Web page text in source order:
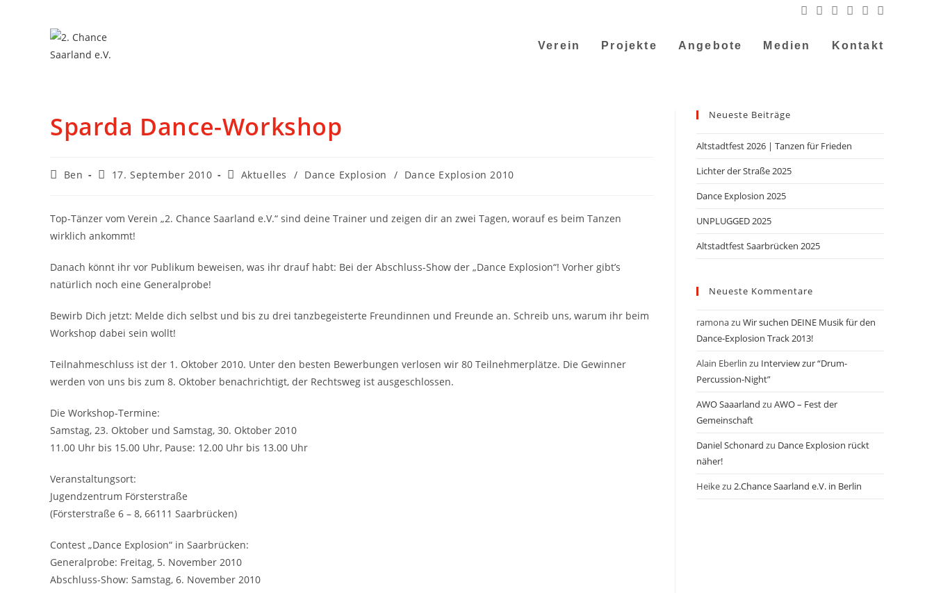
Verein Projekte Angebote Medien Kontakt
Sparda Dance-Workshop
Ben 17. September 2010 Aktuelles / Dance Explosion / Dance Explosion 2010
Top-Tänzer vom Verein „2. Chance Saarland e.V.“ sind deine Trainer und zeigen dir an zwei Tagen, worauf es beim Tanzen
wirklich ankommt!
Danach könnt ihr vor Publikum beweisen, was ihr drauf habt: Bei der Abschluss-Show der „Dance Explosion“! Vorher gibt’s
natürlich noch eine Generalprobe!
Bewirb Dich jetzt: Melde dich selbst und bis zu drei tanzbegeisterte Freundinnen und Freunde an. Schreib uns, warum ihr beim
Workshop dabei sein wollt!
Teilnahmeschluss ist der 1. Oktober 2010. Unter den besten Bewerbungen verlosen wir 80 Teilnehmerplätze. Die Gewinner
werden von uns bis zum 8. Oktober benachrichtigt, der Rechtsweg ist ausgeschlossen.
Die Workshop-Termine:
Samstag, 23. Oktober und Samstag, 30. Oktober 2010
11.00 Uhr bis 15.00 Uhr, Pause: 12.00 Uhr bis 13.00 Uhr
Veranstaltungsort:
Jugendzentrum Försterstraße
(Försterstraße 6 – 8, 66111 Saarbrücken)
Contest „Dance Explosion“ in Saarbrücken:
Generalprobe: Freitag, 5. November 2010
Abschluss-Show: Samstag, 6. November 2010
Neueste Beiträge
Altstadtfest 2026 | Tanzen für Frieden
Lichter der Straße 2025
Dance Explosion 2025
UNPLUGGED 2025
Altstadtfest Saarbrücken 2025
Neueste Kommentare
ramonazu Wir suchen DEINE Musik für den
Dance-Explosion Track 2013!
Alain Eberlin zu Interview zur “Drum-
Percussion-Night”
AWO Saaarland zu AWO – Fest der
Gemeinschaft
Daniel Schonard zu Dance Explosion rückt
näher!
Heikezu 2.Chance Saarland e.V. in Berlin